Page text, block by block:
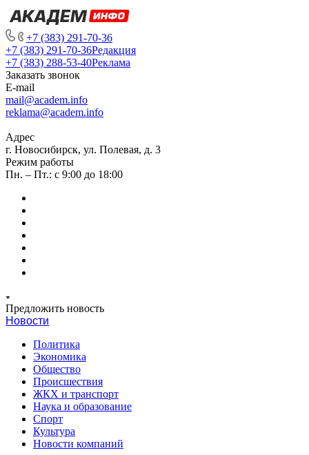
+7 (383) 291-70-36
+7 (383) 291-70-36Редакция
+7 (383) 288-53-40Реклама
Заказать звонок
E-mail
mail@academ.info
reklama@academ.info
Адрес
г. Новосибирск, ул. Полевая, д. 3
Режим работы
Пн. – Пт.: с 9:00 до 18:00
Предложить новость
Новости
Политика
Экономика
Общество
Происшествия
ЖКХ и транспорт
Наука и образование
Спорт
Культура
Новости компаний